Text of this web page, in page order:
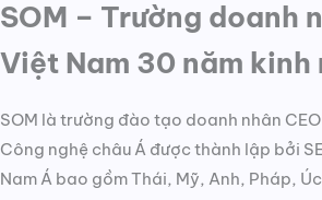
SOM – Trường doanh
Việt Nam 30 năm kinh
SOM là trường đào tạo doanh nhân
Công nghệ châu Á được thành lập bởi
Nam Á bao gồm Thái, Mỹ, Anh, Pháp,